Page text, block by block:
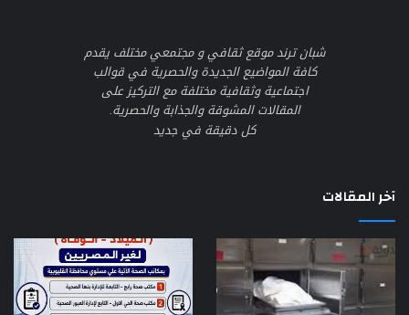
شبان ترند موقع ثقافي و مجتمعي مختلف يقدم
كافة المواضيع الجديدة والحصرية في قوالب
اجتماعية وثقافية مختلفة مع التركيز على
المقالات المشوقة والجذابة والحصرية.
كل دقيقة في جديد
آخر المقالات